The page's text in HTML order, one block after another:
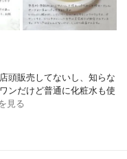
頭販売してないし、知らな
ンだけど普通に化粧水も使
見る